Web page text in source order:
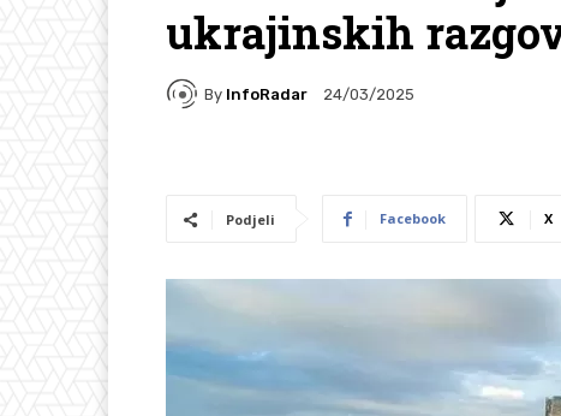
ukrajinskih
By InfoRadar 24/03/2025
Podjeli Facebook X